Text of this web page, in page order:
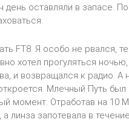
оставляли в запасе.
FT8. Я особо не рвался,
хотел прогуляться
и возвращался к радио. А
Млечный Путь
момент. Отработав на 10
линза запотевала в